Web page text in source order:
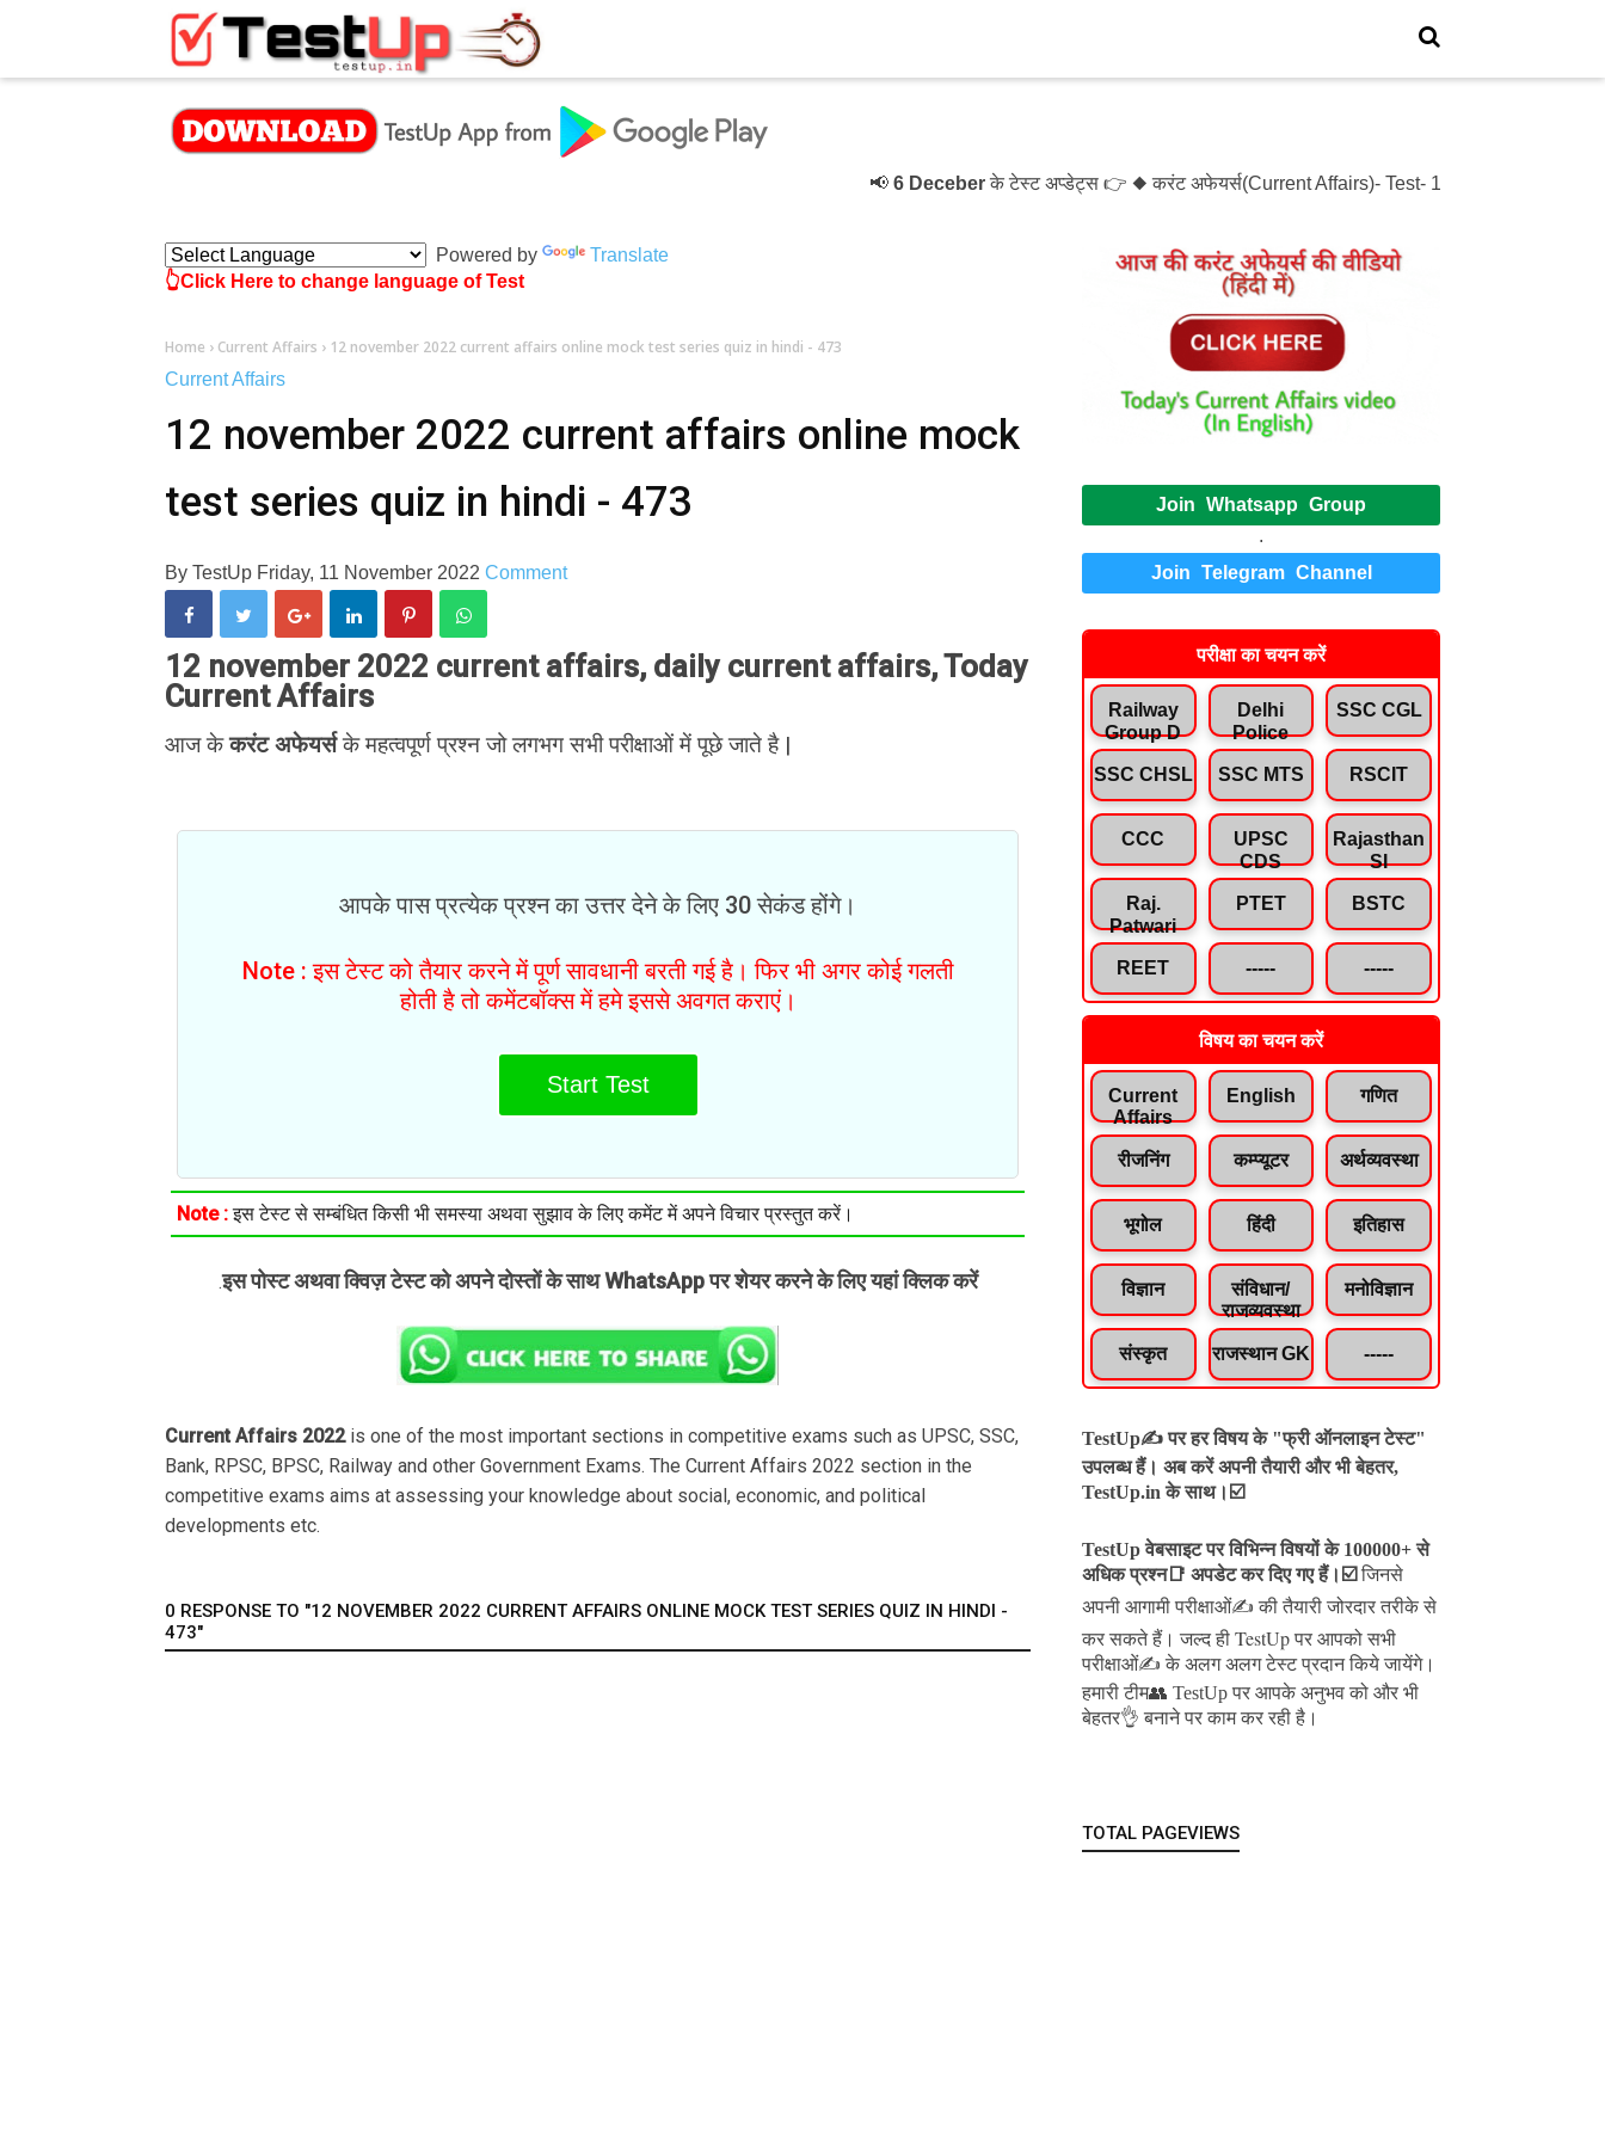
6 Deceberके टेस्ट अप्डेट्स 👉 ◆ करंट अफेयर्स(Current Affairs)- Test- 1214 ◆ XXXX(XXXXX)-
Powered by
Translate
👆Click Here to change language of Test
Home › Current Affairs › 12 november 2022 current affairs online mock test series quiz in hindi - 473
Current Affairs
12 november 2022 current affairs online mock
test series quiz in hindi - 473
By TestUp Friday, 11 November 2022 Comment
12 november 2022 current affairs, daily current affairs, Today
Current Affairs
आज केकरंट अफेयर्सके महत्वपूर्ण प्रश्न जो लगभग सभी परीक्षाओं में पूछे जाते है |
आपके पास प्रत्येक प्रश्न का उत्तर देने के लिए 30 सेकंड होंगे।
Note : इस टेस्ट को तैयार करने में पूर्ण सावधानी बरती गई है। फिर भी अगर कोई गलती
होती है तो कमेंटबॉक्स में हमे इससे अवगत कराएं।
Start Test
Note :इस टेस्ट से सम्बंधित किसी भी समस्या अथवा सुझाव के लिए कमेंट में अपने विचार प्रस्तुत करें।
.इस पोस्ट अथवा क्विज़ टेस्ट को अपने दोस्तों के साथ WhatsApp पर शेयर करने के लिए यहां क्लिक करें
Current Affairs 2022is one of the most important sections in competitive exams such as UPSC, SSC,
Bank, RPSC, BPSC, Railway and other Government Exams. The Current Affairs 2022 section in the
competitive exams aims at assessing your knowledge about social, economic, and political
developments etc.
0 RESPONSE TO "12 NOVEMBER 2022 CURRENT AFFAIRS ONLINE MOCK TEST SERIES QUIZ IN HINDI -
473"
Join Whatsapp Group
.
Join Telegram Channel
परीक्षा का चयन करें
Railway
Group D
Delhi
Police
SSC CGL
SSC CHSL SSC MTS RSCIT
CCC
UPSC
CDS
Rajasthan
SI
Raj.
Patwari
PTET BSTC
REET ----- -----
विषय का चयन करें
Current
Affairs
English गणित
रीजनिंग कम्प्यूटर अर्थव्यवस्था
भूगोल हिंदी इतिहास
विज्ञान
संविधान/
राजव्यवस्था
मनोविज्ञान
संस्कृत राजस्थान GK -----
TestUp✍️ पर हर विषय के "फ्री ऑनलाइन टेस्ट"
उपलब्ध हैं। अब करें अपनी तैयारी और भी बेहतर,
TestUp.in के साथ।☑️
TestUp वेबसाइट पर विभिन्न विषयों के 100000+ से
अधिक प्रश्न📑 अपडेट कर दिए गए हैं। ☑️ जिनसे
अपनी आगामी परीक्षाओं✍️ की तैयारी जोरदार तरीके से
कर सकते हैं।जल्द ही TestUp पर आपको सभी
परीक्षाओं✍️ के अलग अलग टेस्ट प्रदान किये जायेंगे।
हमारी टीम👥 TestUp पर आपके अनुभव को और भी
बेहतर👌 बनाने पर काम कर रही है।
TOTAL PAGEVIEWS